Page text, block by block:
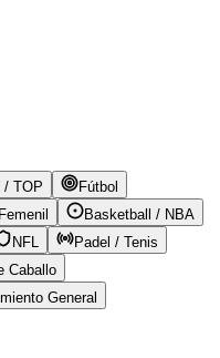
/ TOP
Fútbol
Basketball / NBA
NFL
Padel / Tenis
Caballo
General